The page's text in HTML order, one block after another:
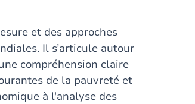
et des approches
Il s’articule autour
compréhension claire
de la pauvreté et
à l'analyse des